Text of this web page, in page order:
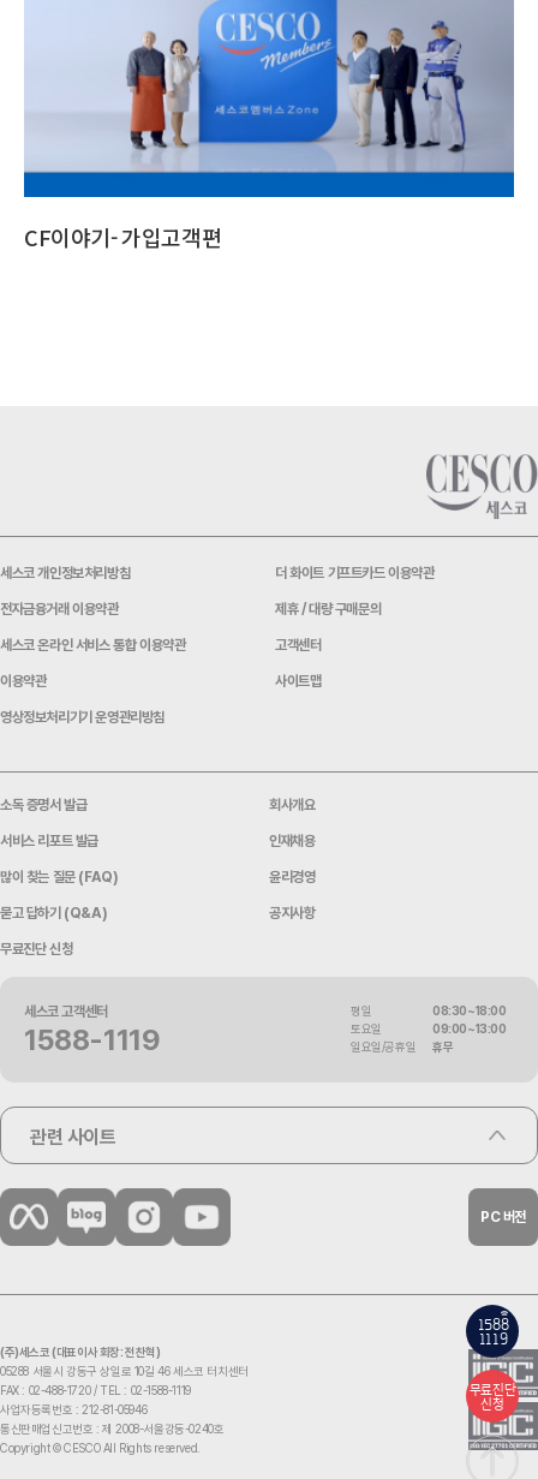
의
더
욱
기
를
만
나
보
세
요.
CF이야기- 가입고객편
세스코 개인정보처리방침
전자금융거래 이용약관
세스코 온라인 서비스 통합 이용약관
이용약관
영상정보처리기기 운영관리방침
더 화이트 기프트카드 이용약관
제휴 / 대량 구매문의
고객센터
사이트맵
소독 증명서 발급
서비스 리포트 발급
많이 찾는 질문 (FAQ)
묻고 답하기 (Q&A)
무료진단 신청
회사개요
인재채용
윤리경영
공지사항
세스코 고객센터
1588-1119
평일
08:30~18:00
토요일
09:00~13:00
일요일/공휴일
휴무
관련 사이트
PC 버전
(주)세스코 (대표이사 회장: 전찬혁)
05288 서울시 강동구 상일로 10길 46 세스코 터치센터
FAX : 02-488-1720 / TEL : 02-1588-1119
사업자등록번호 : 212-81-05946
통신판매업신고번호 : 제 2008-서울강동-0240호
Copyright © CESCO All Rights reserved.
1588
1119
무료진단
신청